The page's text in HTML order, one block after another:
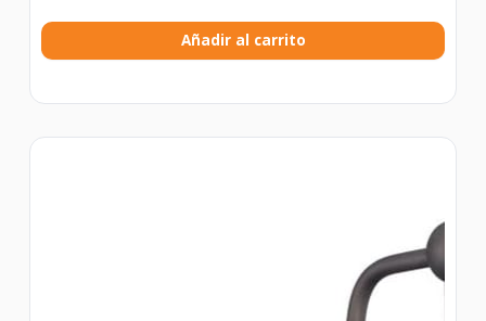
Añadir al carrito